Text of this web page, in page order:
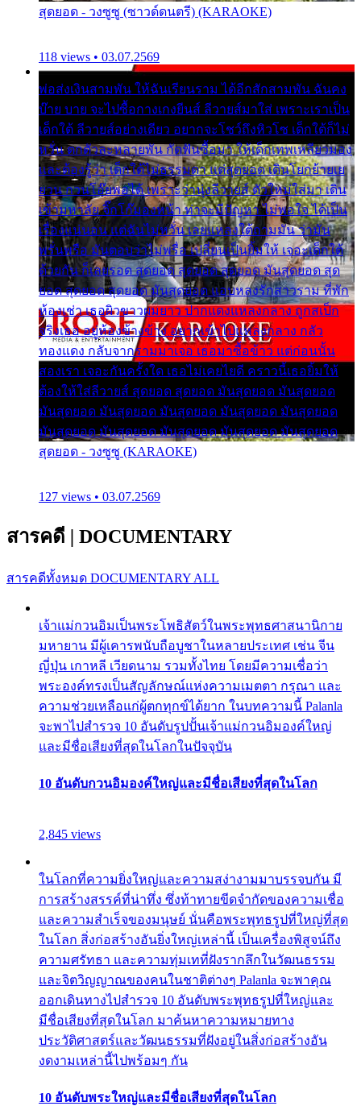
สุดยอด - วงซูซู (ซาวด์ดนตรี) (KARAOKE)
118 views • 03.07.2569
พ่อส่งเงินสามพัน ให้ฉันเรียนราม ได้อีกสักสามพัน ฉันคง
บ๊าย บาย จะไปซื้อกางเกงยีนส์ ลีวายส์มาใส่ เพราะเราเป็น
เด็กใต้ ลีวายส์อย่างเดียว อยากจะโชว์ถึงหิวโซ เด็กใต้ก็ไม่
หวั่น ตกตัวละหลายพัน กัดฟันซื้อมา ให้เด็กเทพเหลียวมอง
และต้องรู้ว่า เด็กใต้ไม่ธรรมดา แต่สุดยอด เดินโยกย้ายเย
ยวน กวนโอ๊ยพอได้ เพราะว่านุ่งลีวายส์ ตัวใหม่ใส่มา เดิน
เข้ามหาลัย จิ๊กโก๊มองหน้า ท่าจะมีปัญหา ไม่พอใจ ได้เป็น
เรื่องแน่นอน แต่ฉันไม่หวั่น เลยแหลงใต้ถามมัน ว่ามัน
พรั่นพรือ มันตอบว่าไม่พรื่อ เปลี่ยนเป็นยิ้มให้ เจอะเด็กใต้
ด้วยกัน ก็เลยรอด สุดยอด สุดยอด สุดยอด มันสุดยอด สุด
ยอด สุดยอด สุดยอด มันสุดยอด แอบหลงรักสาวราม ที่พัก
ห้องเช่า เธอผิวขาวผมยาว ปากแดงแหลงกลาง ถูกสเป็ก
จริงเธอ อยู่ห้องข้างข้าง อยากเข้าไปแหลงกลาง กลัว
ทองแดง กลับจากรามมาเจอ เธอมาซื้อข้าว แต่ก่อนนั้น
สองเรา เจอะกันครั้งใด เธอไม่เคยไยดี คราวนี้เธอยิ้มให้
ต้องให้ใส่ลีวายส์ สุดยอด สุดยอด มันสุดยอด มันสุดยอด
มันสุดยอด มันสุดยอด มันสุดยอด มันสุดยอด มันสุดยอด
มันสุดยอด มันสุดยอด มันสุดยอด มันสุดยอด มันสุดยอด
สุดยอด - วงซูซู (KARAOKE)
127 views • 03.07.2569
สารคดี | DOCUMENTARY
สารคดีทั้งหมด DOCUMENTARY ALL
เจ้าแม่กวนอิมเป็นพระโพธิสัตว์ในพระพุทธศาสนานิกาย
มหายาน มีผู้เคารพนับถือบูชาในหลายประเทศ เช่น จีน
ญี่ปุ่น เกาหลี เวียดนาม รวมทั้งไทย โดยมีความเชื่อว่า
พระองค์ทรงเป็นสัญลักษณ์แห่งความเมตตา กรุณา และ
ความช่วยเหลือแก่ผู้ตกทุกข์ได้ยาก ในบทความนี้ Palanla
จะพาไปสำรวจ 10 อันดับรูปปั้นเจ้าแม่กวนอิมองค์ใหญ่
และมีชื่อเสียงที่สุดในโลกในปัจจุบัน
10 อันดับกวนอิมองค์ใหญ่และมีชื่อเสียงที่สุดในโลก
2,845 views
ในโลกที่ความยิ่งใหญ่และความสง่างามมาบรรจบกัน มี
การสร้างสรรค์ที่น่าทึ่ง ซึ่งท้าทายขีดจำกัดของความเชื่อ
และความสำเร็จของมนุษย์ นั่นคือพระพุทธรูปที่ใหญ่ที่สุด
ในโลก สิ่งก่อสร้างอันยิ่งใหญ่เหล่านี้ เป็นเครื่องพิสูจน์ถึง
ความศรัทธา และความทุ่มเทที่ฝังรากลึกในวัฒนธรรม
และจิตวิญญาณของคนในชาติต่างๆ Palanla จะพาคุณ
ออกเดินทางไปสำรวจ 10 อันดับพระพุทธรูปที่ใหญ่และ
มีชื่อเสียงที่สุดในโลก มาค้นหาความหมายทาง
ประวัติศาสตร์และวัฒนธรรมที่ฝังอยู่ในสิ่งก่อสร้างอัน
งดงามเหล่านี้ไปพร้อมๆ กัน
10 อันดับพระใหญ่และมีชื่อเสียงที่สุดในโลก